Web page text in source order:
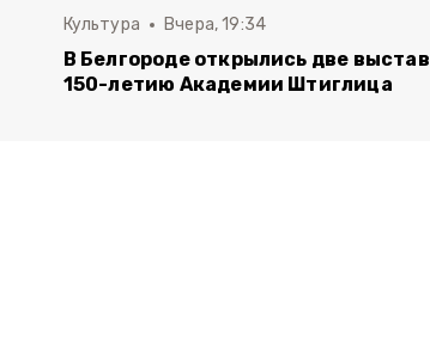
Культура Вчера, 19:34
В Белгороде открылись две
150-летию Академии Штиглица